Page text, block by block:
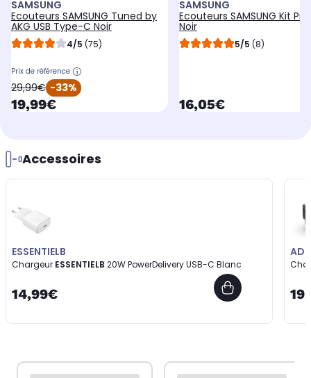
SAMSUNG
Ecouteurs SAMSUNG Tuned by
AKG USB Type-C Noir
4/5 (75)
Prix de référence
oldPrice
29,99€ -33%
currentPrice
19,99€
SAMSUNG
Ecouteurs SAMSUNG Kit
Noir
5/5 (8)
currentPrice
16,05€
Accessoires
ESSENTIELB
Chargeur ESSENTIELB 20W PowerDelivery USB-C Blanc
14,99€